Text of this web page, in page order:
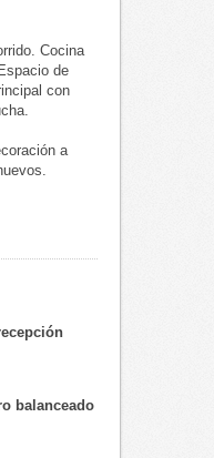
Cocina
de
con
a
balanceado